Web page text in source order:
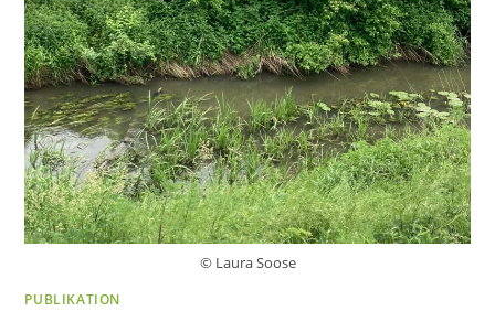
© Laura Soose
PUBLIKATION